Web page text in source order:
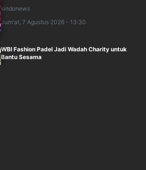
sindonews
Jum'at, 7 Agustus 2026 - 13:30
WBI Fashion Padel Jadi Wadah Charity untuk
Bantu Sesama